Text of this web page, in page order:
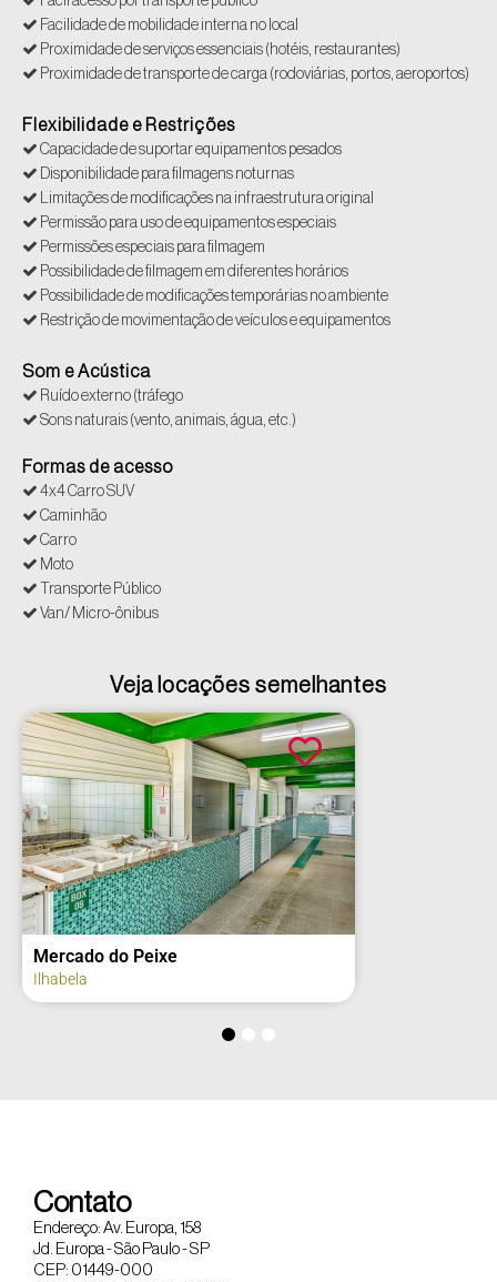
Facilidade de mobilidade interna no local
Proximidade de serviços essenciais (hotéis, restaurantes)
Proximidade de transporte de carga (rodoviárias, portos, aeroportos)
Transito Intenso
Visibilidade e facilidade de localização
Flexibilidade e Restrições
Capacidade de suportar equipamentos pesados
Disponibilidade para filmagens noturnas
Limitações de modificações na infraestrutura original
Permissão para uso de equipamentos especiais
Permissões especiais para filmagem
Possibilidade de filmagem em diferentes horários
Possibilidade de modificações temporárias no ambiente
Restrição de movimentação de veículos e equipamentos
Restrições de duração da filmagem
Som e Acústica
Ruído externo (tráfego
Sons naturais (vento, animais, água, etc.)
Formas de acesso
4x4 Carro SUV
Caminhão
Carro
Moto
Transporte Público
Van/ Micro-ônibus
Veja locações semelhantes
Mercado do Peixe
Ilhabela
Contato
Endereço: Av. Europa, 158
Jd. Europa - São Paulo - SP
CEP: 01449-000